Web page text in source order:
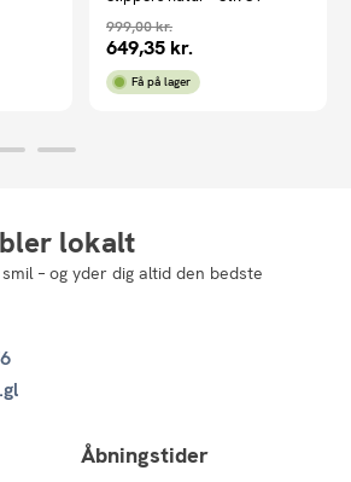
999,00kr.
649,35 kr.
Få på lager
lokalt
– og yder dig altid den bedste
Åbningstider